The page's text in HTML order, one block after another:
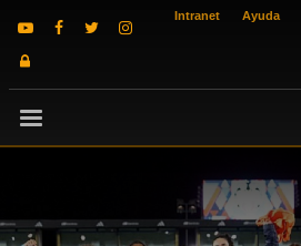
Intranet Ayuda